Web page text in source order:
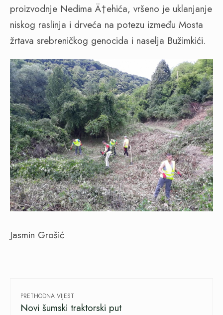
proizvodnje Nedima Ä†ehića, vršeno je uklanjanje
niskog raslinja i drveća na potezu između Mosta
žrtava srebreničkog genocida i naselja Bužimkići.
Jasmin Grošić
PRETHODNA VIJEST
Novi šumski traktorski put